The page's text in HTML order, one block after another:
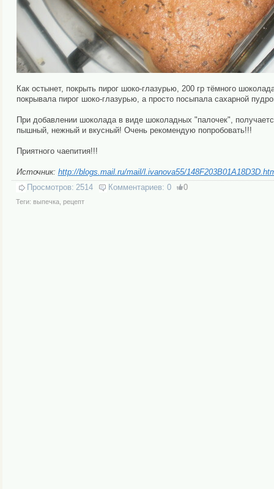
Как остынет, покрыть пирог шоко-глазурью, 200 гр тёмного
покрывала пирог шоко-глазурью, а просто посыпала сахарной
При добавлении шоколада в виде шоколадных "палочек",
пышный, нежный и вкусный! Очень рекомендую попробовать!!!
Приятного чаепития!!!
Источник: http://blogs.mail.ru/mail/l.ivanova55/
Просмотров: 2514 Комментариев: 0 0
Теги: выпечка, рецепт